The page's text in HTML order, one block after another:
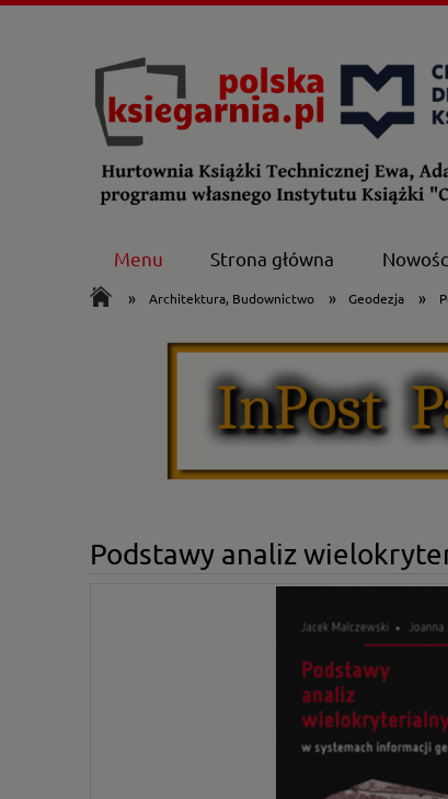
Menu Strona główna
» Architektura, Budownictwo » Geodezja »
Podstawy analiz